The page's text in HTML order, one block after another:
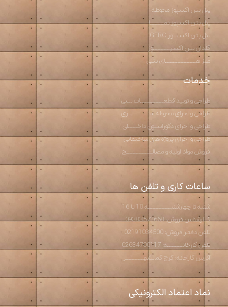
پنل بتن اکسپوز محوطه
پنل بتن اکسپوز نمـــــــــا
پنل بتن اکسپــوز GFRC
گلدان بتن اکسپـــــــــــوز
میز هــــــــــــــــــــای بتنی
خدمات
طراحی و تولید قطعـــــــــــــــات بتنی
طراحی و اجرای محوطه ســـــــــــــازی
طراحی و اجرای دکوراسیون داخــــــلی
طراحی و اجرای پروژه های ساختمانی
فروش مواد اولیه و مصالـــــــــــــــــح
ساعات کاری و تلفن ها
شنبه تا چهارشنبـــــــــــــــه 10 تا 16
کــارشناس فروش: 09383572668
تلفن دفتـر فروش: 02191034500
تلفن کارخانــــــــــه: 02634700117
آدرس کارخانه: کرج کمالشهــــــــــــر
نماد اعتماد الکترونیکی